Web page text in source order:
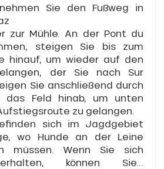
Sie den Fußweg in
zur Mühle. An der Pont du
steigen Sie bis zum
hinauf, um wieder auf den
der Sie nach Sur
Sie anschließend durch
das Feld hinab, um unten
zu gelangen.
sich im Jagdgebiet
wo Hunde an der Leine
müssen. Wenn Sie sich
können Sie...